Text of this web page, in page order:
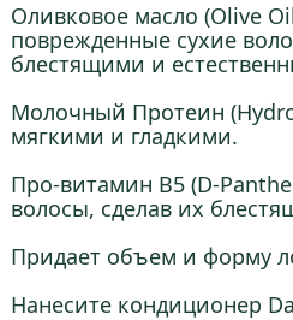
Оливковое масло (Olive
поврежденные сухие
блестящими и
Молочный Протеин
мягкими и гладкими.
Про-витамин B5 (D-
волосы, сделав их
Придает объем и форму
Нанесите кондиционер